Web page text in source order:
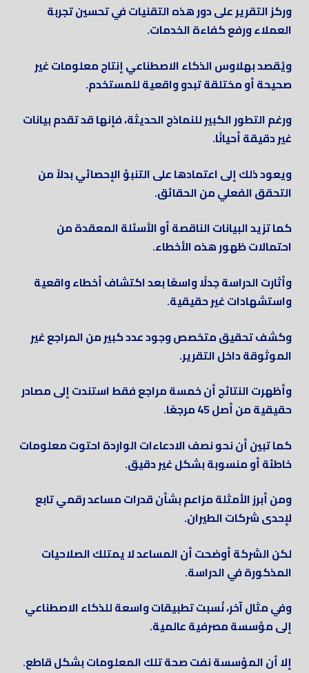
وركز التقرير على دور هذه التقنيات في تحسين تجربة
العملاء ورفع كفاءة الخدمات.
ويُقصد بهلاوس الذكاء الاصطناعي إنتاج معلومات غير
صحيحة أو مختلقة تبدو واقعية للمستخدم.
ورغم التطور الكبير للنماذج الحديثة، فإنها قد تقدم بيانات
غير دقيقة أحيانًا.
ويعود ذلك إلى اعتمادها على التنبؤ الإحصائي بدلاً من
التحقق الفعلي من الحقائق.
كما تزيد البيانات الناقصة أو الأسئلة المعقدة من
احتمالات ظهور هذه الأخطاء.
وأثارت الدراسة جدلًا واسعًا بعد اكتشاف أخطاء واقعية
واستشهادات غير حقيقية.
وكشف تحقيق متخصص وجود عدد كبير من المراجع غير
الموثوقة داخل التقرير.
وأظهرت النتائج أن خمسة مراجع فقط استندت إلى مصادر
حقيقية من أصل 45 مرجعًا.
كما تبين أن نحو نصف الادعاءات الواردة احتوت معلومات
خاطئة أو منسوبة بشكل غير دقيق.
ومن أبرز الأمثلة مزاعم بشأن قدرات مساعد رقمي تابع
لإحدى شركات الطيران.
لكن الشركة أوضحت أن المساعد لا يمتلك الصلاحيات
المذكورة في الدراسة.
وفي مثال آخر، نُسبت تطبيقات واسعة للذكاء الاصطناعي
إلى مؤسسة مصرفية عالمية.
إلا أن المؤسسة نفت صحة تلك المعلومات بشكل قاطع.